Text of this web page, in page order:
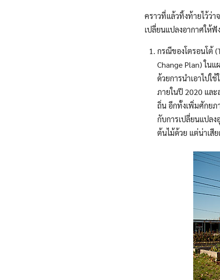
คราวที่แล้วทิ้งท้ายไว้ว่า
เปลี่ยนแปลงอากาศให้ฟั
กรณีของโตรอนโต้
Change Plan) ใน
ด้วยการนำเอาไปใ
ภายในปี 2020 แล
ถิ่น อีกทั้งเพิ่มศักยภ
กับการเปลี่ยนแปล
ต้นไม้ด้วย แต่น่าเสี